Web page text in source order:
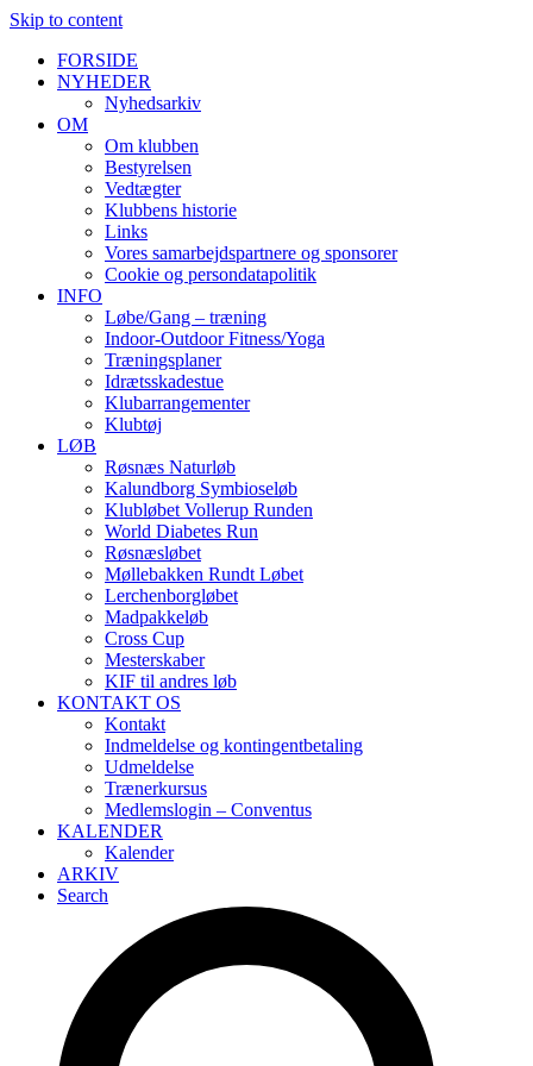
Skip to content
FORSIDE
NYHEDER
Nyhedsarkiv
OM
Om klubben
Bestyrelsen
Vedtægter
Klubbens historie
Links
Vores samarbejdspartnere og sponsorer
Cookie og persondatapolitik
INFO
Løbe/Gang – træning
Indoor-Outdoor Fitness/Yoga
Træningsplaner
Idrætsskadestue
Klubarrangementer
Klubtøj
LØB
Røsnæs Naturløb
Kalundborg Symbioseløb
Klubløbet Vollerup Runden
World Diabetes Run
Røsnæsløbet
Møllebakken Rundt Løbet
Lerchenborgløbet
Madpakkeløb
Cross Cup
Mesterskaber
KIF til andres løb
KONTAKT OS
Kontakt
Indmeldelse og kontingentbetaling
Udmeldelse
Trænerkursus
Medlemslogin – Conventus
KALENDER
Kalender
ARKIV
Search